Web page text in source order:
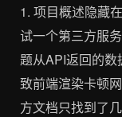
1. 项目概述隐藏
试一个第三方服
题从API返回的
致前端渲染卡顿
方文档只找到了